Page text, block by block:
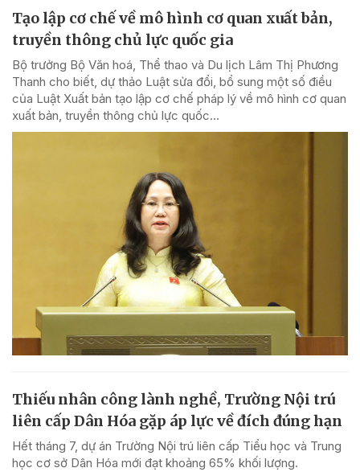
Tạo lập cơ chế về mô hình cơ quan xuất bản,
truyền thông chủ lực quốc gia
Bộ trưởng Bộ Văn hoá, Thể thao và Du lịch Lâm Thị Phương
Thanh cho biết, dự thảo Luật sửa đổi, bổ sung một số điều
của Luật Xuất bản tạo lập cơ chế pháp lý về mô hình cơ quan
xuất bản, truyền thông chủ lực quốc...
Thiếu nhân công lành nghề, Trường Nội trú
liên cấp Dân Hóa gặp áp lực về đích đúng hạn
Hết tháng 7, dự án Trường Nội trú liên cấp Tiểu học và Trung
học cơ sở Dân Hóa mới đạt khoảng 65% khối lượng.